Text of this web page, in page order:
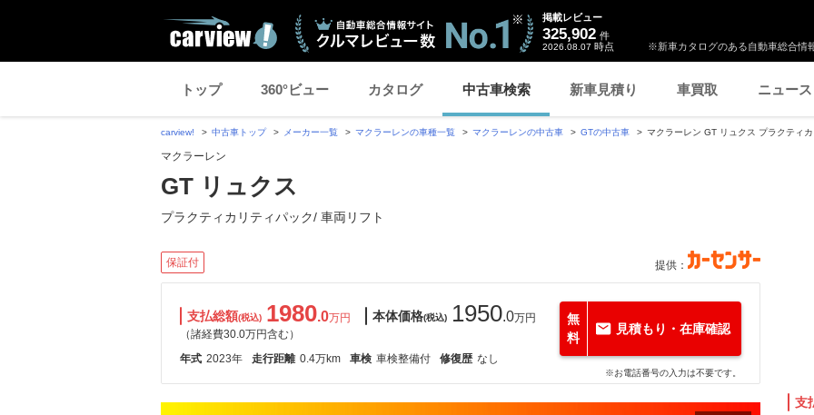
※新車カタログのある自動車総合情
掲載レビュー
325,902 件
2026.08.07 時点
トップ 360°ビュー カタログ 中古車検索 新車見積り 車買取 ニュース
carview! 中古車トップ メーカー一覧 マクラーレンの車種一覧 マクラーレンの中古車 GTの中古車 マクラーレン GT リュクス プラクティ
マクラーレン
GT リュクス
プラクティカリティパック/ 車両リフト
保証付 提供：
支払総額(税込) 1980.0万円
（諸経費30.0万円含む）
本体価格(税込) 1950.0万円
年式 2023年 走行距離 0.4万km 車検 車検整備付 修復歴 なし
無
料
見積もり・在庫確認
※お電話番号の入力は不要です。
支